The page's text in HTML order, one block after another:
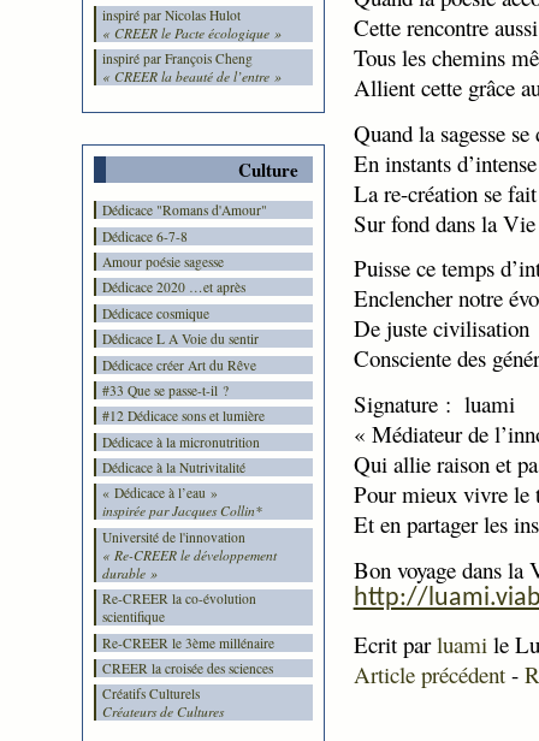
inspiré par Nicolas Hulot
« CREER le Pacte écologique »
inspiré par François Cheng
« CREER la beauté de l’entre »
Culture
Dédicace "Romans d'Amour"
Dédicace 6-7-8
Amour poésie sagesse
Dédicace 2020 …et après
Dédicace cosmique
Dédicace L A Voie du sentir
Dédicace créer Art du Rêve
#33 Que se passe-t-il ?
#12 Dédicace sons et lumière
Dédicace à la micronutrition
Dédicace à la Nutrivitalité
« Dédicace à l’eau »
inspirée par Jacques Collin*
Université de l'innovation
« Re-CREER le développement
durable »
Re-CREER la co-évolution
scientifique
Re-CREER le 3ème millénaire
CREER la croisée des sciences
Créatifs Culturels
Créateurs de Cultures
Cette rencontre
Tous les chemins
Allient cette grâce
Quand la sagesse se
En instants
La re-création se
Sur fond dans la
Puisse ce temps
Enclencher notre
De juste civilisation
Consciente des
Signature : luami
« Médiateur de
Qui allie raison et
Pour mieux vivre le
Et en partager les
Bon voyage dans la
http://
Ecrit parluami le
Article précédent-